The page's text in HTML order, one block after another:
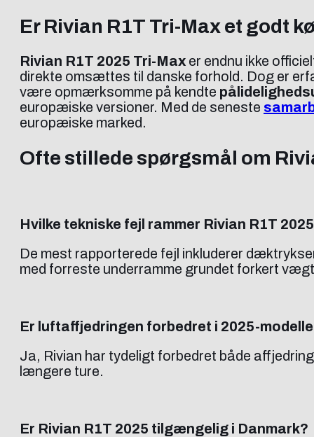
Er Rivian R1T Tri-Max et godt
Rivian R1T 2025 Tri-Max er endnu ikke
direkte omsættes til danske forhold. Dog er
være opmærksomme på kendte
europæiske versioner. Med de seneste
europæiske marked.
Ofte stillede spørgsmål om
Hvilke tekniske fejl rammer Rivian R1T
De mest rapporterede fejl inkluderer
med forreste underramme grundet forkert
Er luftaffjedringen forbedret i 2025-
Ja, Rivian har tydeligt forbedret både
længere ture.
Er Rivian R1T 2025 tilgængelig i Danmark?